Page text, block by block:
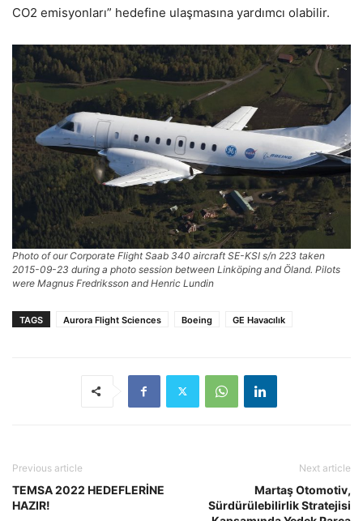
CO2 emisyonları” hedefine ulaşmasına yardımcı olabilir.
Photo of our Corporate Flight Saab 340 aircraft SE-KSI s/n 223 taken
2015-09-23 during a photo session between Linköping and Öland. Pilots
were Magnus Fredriksson and Henric Lundin
TAGS Aurora Flight Sciences Boeing GE Havacılık
Previous article
TEMSA 2022 HEDEFLERİNE
HAZIR!
Next article
Martaş Otomotiv,
Sürdürülebilirlik Stratejisi